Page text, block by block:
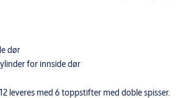
dør
for innside dør
leveres med 6 toppstifter med doble spisser.